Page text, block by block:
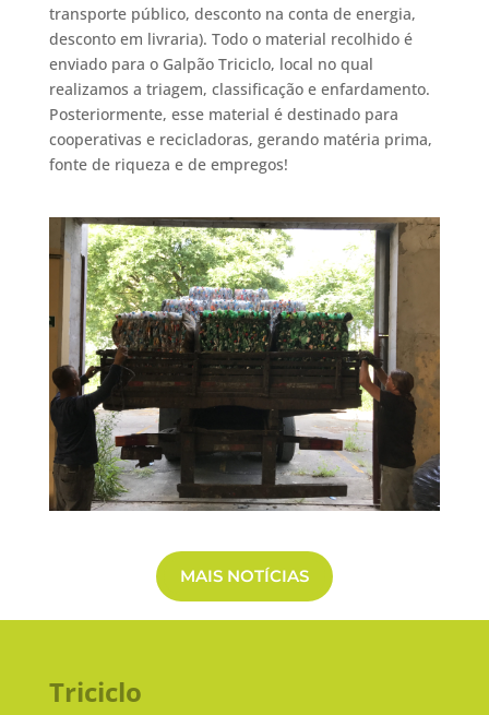
transporte público, desconto na conta de energia,
desconto em livraria). Todo o material recolhido é
enviado para o Galpão Triciclo, local no qual
realizamos a triagem, classificação e enfardamento.
Posteriormente, esse material é destinado para
cooperativas e recicladoras, gerando matéria prima,
fonte de riqueza e de empregos!
MAIS NOTÍCIAS
Triciclo